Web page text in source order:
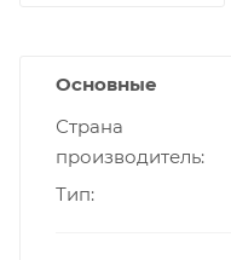
Основные
Страна
производитель
Тип